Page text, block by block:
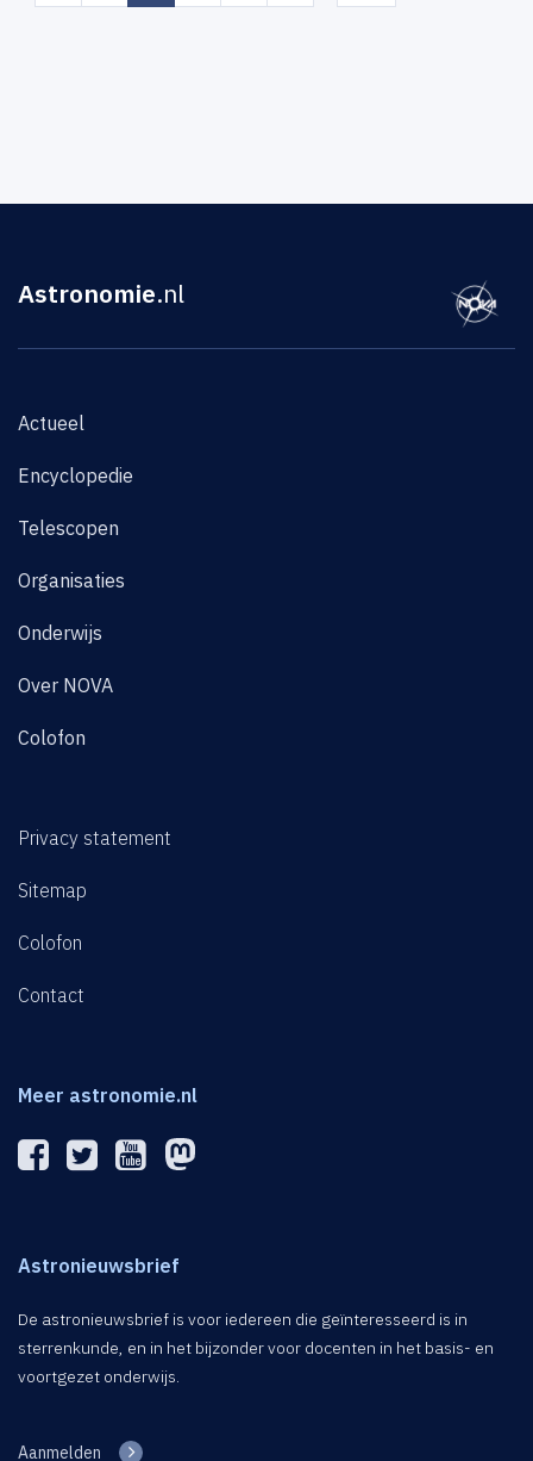
Astronomie.nl
Actueel
Encyclopedie
Telescopen
Organisaties
Onderwijs
Over NOVA
Colofon
Privacy statement
Sitemap
Colofon
Contact
Meer astronomie.nl
Astronieuwsbrief
De astronieuwsbrief is voor iedereen die geïnteresseerd is in
sterrenkunde, en in het bijzonder voor docenten in het basis- en
voortgezet onderwijs.
Aanmelden